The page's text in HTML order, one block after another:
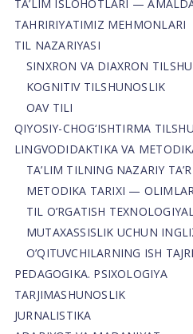
TA’LIM ISLOHOTLARI —
TAHRIRIYATIMIZ MEHMONLARI
TIL NAZARIYASI
SINXRON VA DIAXRON
KOGNITIV TILSHUNOSLIK
OAV TILI
QIYOSIY-CHOG‘ISHTIRMA
LINGVODIDAKTIKA VA
TA’LIM TILNING NAZARIY
METODIKA TARIXI —
TIL O’RGATISH
MUTAXASSISLIK UCHUN
O’QITUVCHILARNING ISH
PEDAGOGIKA. PSIXOLOGIYA
TARJIMASHUNOSLIK
JURNALISTIKA